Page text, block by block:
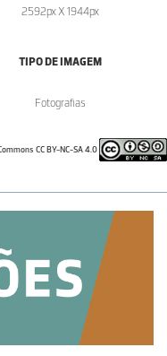
2592px X 1944px
TIPO DE IMAGEM
Fotografias
CC BY-NC-SA 4.0